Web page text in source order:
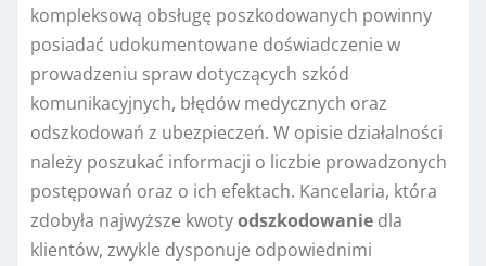
kompleksową obsługę poszkodowanych powinny
posiadać udokumentowane doświadczenie w
prowadzeniu spraw dotyczących szkód
komunikacyjnych, błędów medycznych oraz
odszkodowań z ubezpieczeń. W opisie działalności
należy poszukać informacji o liczbie prowadzonych
postępowań oraz o ich efektach. Kancelaria, która
zdobyła najwyższe kwotyodszkodowanie dla
klientów, zwykle dysponuje odpowiednimi